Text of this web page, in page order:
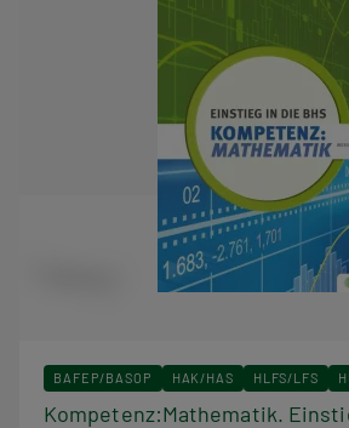
BAFEP/BASOP HAK/HAS HLFS/LFS
Kompetenz:Mathematik.